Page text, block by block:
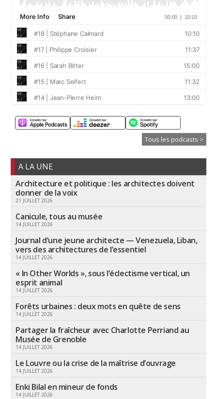
Tous les podcasts >
A LA UNE
Architecture et politique : les architectes doivent
donner de la voix
21 JUILLET 2026
Canicule, tous au musée
14 JUILLET 2026
Journal d’une jeune architecte — Venezuela, Liban,
vers des architectures de l’essentiel
14 JUILLET 2026
« In Other Worlds », sous l’éclectisme vertical, un
esprit animal
14 JUILLET 2026
Forêts urbaines : deux mots en quête de sens
14 JUILLET 2026
Partager la fraîcheur avec Charlotte Perriand au
Musée de Grenoble
14 JUILLET 2026
Le Louvre ou la crise de la maîtrise d’ouvrage
14 JUILLET 2026
Enki Bilal en mineur de fonds
14 JUILLET 2026